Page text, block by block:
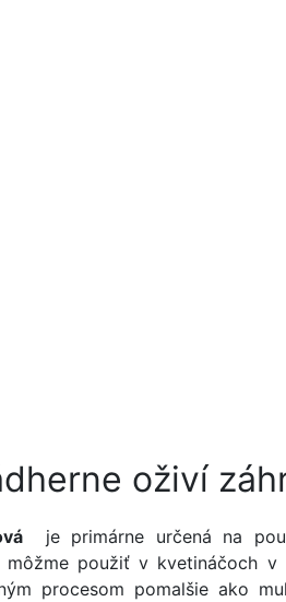
oživí
je primárne určená na
použiť v kvetináčoch v
procesom pomalšie ako